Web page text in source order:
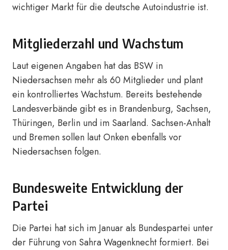
wichtiger Markt für die deutsche Autoindustrie ist.
Mitgliederzahl und Wachstum
Laut eigenen Angaben hat das BSW in
Niedersachsen mehr als 60 Mitglieder und plant
ein kontrolliertes Wachstum. Bereits bestehende
Landesverbände gibt es in Brandenburg, Sachsen,
Thüringen, Berlin und im Saarland. Sachsen-Anhalt
und Bremen sollen laut Onken ebenfalls vor
Niedersachsen folgen.
Bundesweite Entwicklung der
Partei
Die Partei hat sich im Januar als Bundespartei unter
der Führung von Sahra Wagenknecht formiert. Bei